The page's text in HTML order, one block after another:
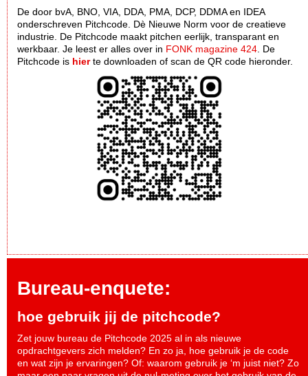
De door bvA, BNO, VIA, DDA, PMA, DCP, DDMA en IDEA
onderschreven Pitchcode. Dè Nieuwe Norm voor de creatieve
industrie. De Pitchcode maakt pitchen eerlijk, transparant en
werkbaar. Je leest er alles over in FONK magazine 424 . De
Pitchcode is hierte downloaden of scan de QR code hieronder.
Bureau-enquete:
hoe gebruik jij de pitchcode?
Zet jouw bureau de Pitchcode 2025 al in als nieuwe
opdrachtgevers zich melden? En zo ja, hoe gebruik je de code
en wat zijn je ervaringen? Of: waarom gebruik je ‘m juist niet? Zo